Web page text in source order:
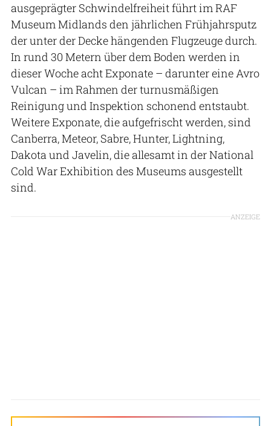
ausgeprägter Schwindelfreiheit führt im RAF
Museum Midlands den jährlichen Frühjahrsputz
der unter der Decke hängenden Flugzeuge durch.
In rund 30 Metern über dem Boden werden in
dieser Woche acht Exponate – darunter eine Avro
Vulcan – im Rahmen der turnusmäßigen
Reinigung und Inspektion schonend entstaubt.
Weitere Exponate, die aufgefrischt werden, sind
Canberra, Meteor, Sabre, Hunter, Lightning,
Dakota und Javelin, die allesamt in der National
Cold War Exhibition des Museums ausgestellt
sind.
ANZEIGE